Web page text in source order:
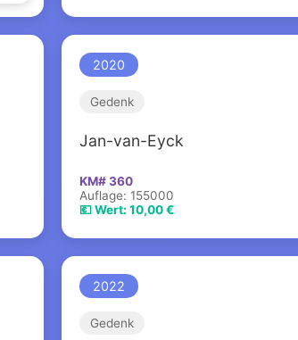
2020
Gedenk
Jan-van-Eyck
KM# 360
Auflage: 155000
💶 Wert: 10,00 €
2022
Gedenk